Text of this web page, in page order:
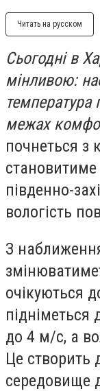
Читать на русском
Сьогодні в
мінливою:
температура
межах
почнеться з
становитиме
південно-
вологість
З
очікуються
підніметься
до 4 м/с, а
Це створить
середовище